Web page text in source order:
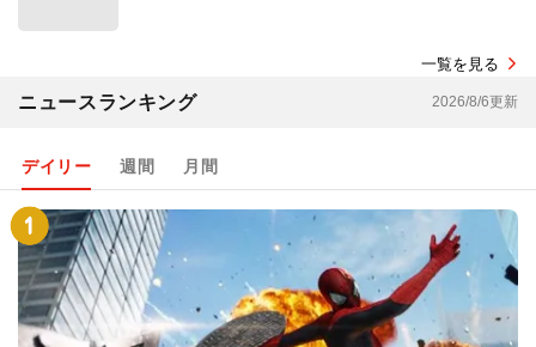
一覧を見る
ニュースランキング 2026/8/6更新
デイリー 週間 月間